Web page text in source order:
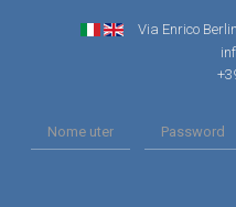
Via Enrico